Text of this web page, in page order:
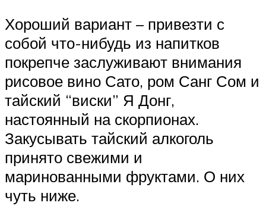
Хороший вариант – привезти с
собой что-нибудь из напитков
покрепче заслуживают внимания
рисовое вино Сато, ром Санг Сом и
тайский “виски” Я Донг,
настоянный на скорпионах.
Закусывать тайский алкоголь
принято свежими и
маринованными фруктами. О них
чуть ниже.